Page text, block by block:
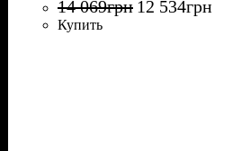
14 069грн 12 534грн
Купить